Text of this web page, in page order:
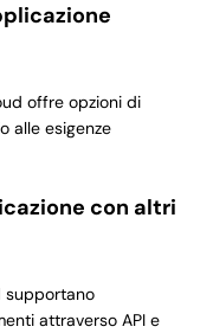
offre opzioni di
alle esigenze
con altri
supportano
attraverso API e